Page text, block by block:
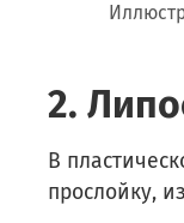
2.
В
прослойку,